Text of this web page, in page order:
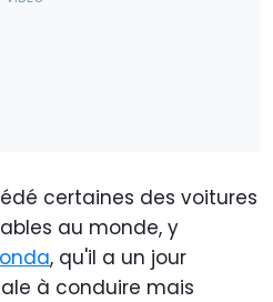
certaines des voitures
au monde, y
, qu'il a un jour
à conduire mais